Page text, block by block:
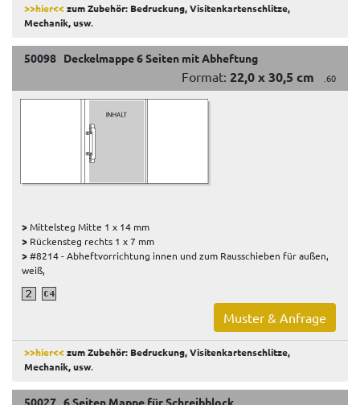
>>hier<<zum Zubehör: Bedruckung, Visitenkartenschlitze,
Mechanik, usw.
50098 Deckelmappe 6 Seiten mit Abheftung
Format: 22,0 x 30,5 cm .60
>Mittelsteg Mitte 1 x 14 mm
> Rückensteg rechts 1 x 7 mm
>#8214 - Abheftvorrichtung innen und zum Rausschieben für außen,
weiß,
Muster & Anfrage
>>hier<<zum Zubehör: Bedruckung, Visitenkartenschlitze,
Mechanik, usw.
50027 6 Seiten Mappe für Schreibblock